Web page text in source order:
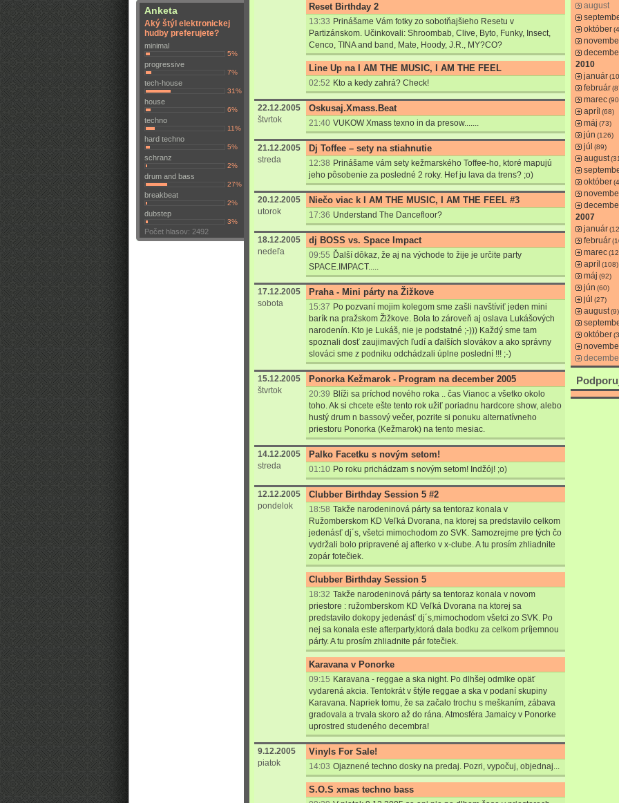
Anketa
Aký štýl elektronickej
hudby preferujete?
minimal
5%
progressive
7%
tech-house
31%
house
6%
techno
11%
hard techno
5%
schranz
2%
drum and bass
27%
breakbeat
2%
dubstep
3%
Počet hlasov: 2492
Reset Birthday 2
13:33 Prinášame Vám fotky zo sobotňajšieho Resetu v
Partizánskom. Učinkovali: Shroombab, Clive, Byto, Funky, Insect,
Cenco, TINA and band, Mate, Hoody, J.R., MY?CO?
Line Up na I AM THE MUSIC, I AM THE FEEL
02:52 Kto a kedy zahrá? Check!
22.12.2005
štvrtok
Oskusaj.Xmass.Beat
21:40 VUKOW Xmass texno in da presow.......
21.12.2005
streda
Dj Toffee – sety na stiahnutie
12:38 Prinášame vám sety kežmarského Toffee-ho, ktoré mapujú
jeho pôsobenie za posledné 2 roky. Hef ju lava da trens? ;o)
20.12.2005
utorok
Niečo viac k I AM THE MUSIC, I AM THE FEEL #3
17:36 Understand The Dancefloor?
18.12.2005
nedeľa
dj BOSS vs. Space Impact
09:55 Ďalší dôkaz, že aj na východe to žije je určite party
SPACE.IMPACT.....
17.12.2005
sobota
Praha - Mini párty na Žižkove
15:37 Po pozvaní mojim kolegom sme zašli navštíviť jeden mini
barík na pražskom Žižkove. Bola to zároveň aj oslava Lukášových
narodenín. Kto je Lukáš, nie je podstatné ;-))) Každý sme tam
spoznali dosť zaujimavých ľudí a ďalších slovákov a ako správny
slováci sme z podniku odchádzali úplne poslední !!! ;-)
15.12.2005
štvrtok
Ponorka Kežmarok - Program na december 2005
20:39 Blíži sa príchod nového roka .. čas Vianoc a všetko okolo
toho. Ak si chcete ešte tento rok užiť poriadnu hardcore show, alebo
hustý drum n bassový večer, pozrite si ponuku alternatívneho
priestoru Ponorka (Kežmarok) na tento mesiac.
14.12.2005
streda
Palko Facetku s novým setom!
01:10 Po roku prichádzam s novým setom! Indžój! ;o)
12.12.2005
pondelok
Clubber Birthday Session 5 #2
18:58 Takže narodeninová párty sa tentoraz konala v
Ružomberskom KD Veľká Dvorana, na ktorej sa predstavilo celkom
jedenásť dj´s, všetci mimochodom zo SVK. Samozrejme pre tých čo
vydržali bolo pripravené aj afterko v x-clube. A tu prosím zhliadnite
zopár fotečiek.
Clubber Birthday Session 5
18:32 Takže narodeninová párty sa tentoraz konala v novom
priestore : ružomberskom KD Veľká Dvorana na ktorej sa
predstavilo dokopy jedenásť dj´s,mimochodom všetci zo SVK. Po
nej sa konala este afterparty,ktorá dala bodku za celkom príjemnou
párty. A tu prosím zhliadnite pár fotečiek.
Karavana v Ponorke
09:15 Karavana - reggae a ska night. Po dlhšej odmlke opäť
vydarená akcia. Tentokrát v štýle reggae a ska v podaní skupiny
Karavana. Napriek tomu, že sa začalo trochu s meškaním, zábava
gradovala a trvala skoro až do rána. Atmosféra Jamaicy v Ponorke
uprostred studeného decembra!
9.12.2005
piatok
Vinyls For Sale!
14:03 Ojaznené techno dosky na predaj. Pozri, vypočuj, objednaj...
S.O.S xmas techno bass
august
október
2010
január
február
marec
apríl (68)
máj (73)
jún (126)
júl (89)
august
október
2007
január
február
marec
apríl (108)
máj (92)
jún (60)
júl (27)
august(9)
október